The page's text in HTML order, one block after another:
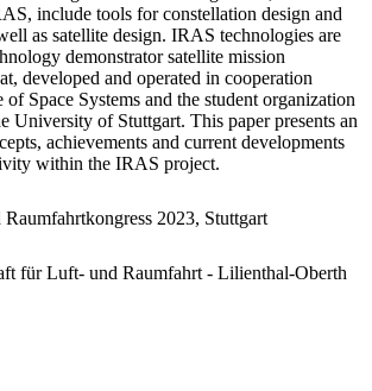
include tools for constellation design and
as satellite design. IRAS technologies are
demonstrator satellite mission
developed and operated in cooperation
Space Systems and the student organization
University of Stuttgart. This paper presents an
achievements and current developments
within the IRAS project.
2023, Stuttgart
für Luft- und Raumfahrt - Lilienthal-Oberth